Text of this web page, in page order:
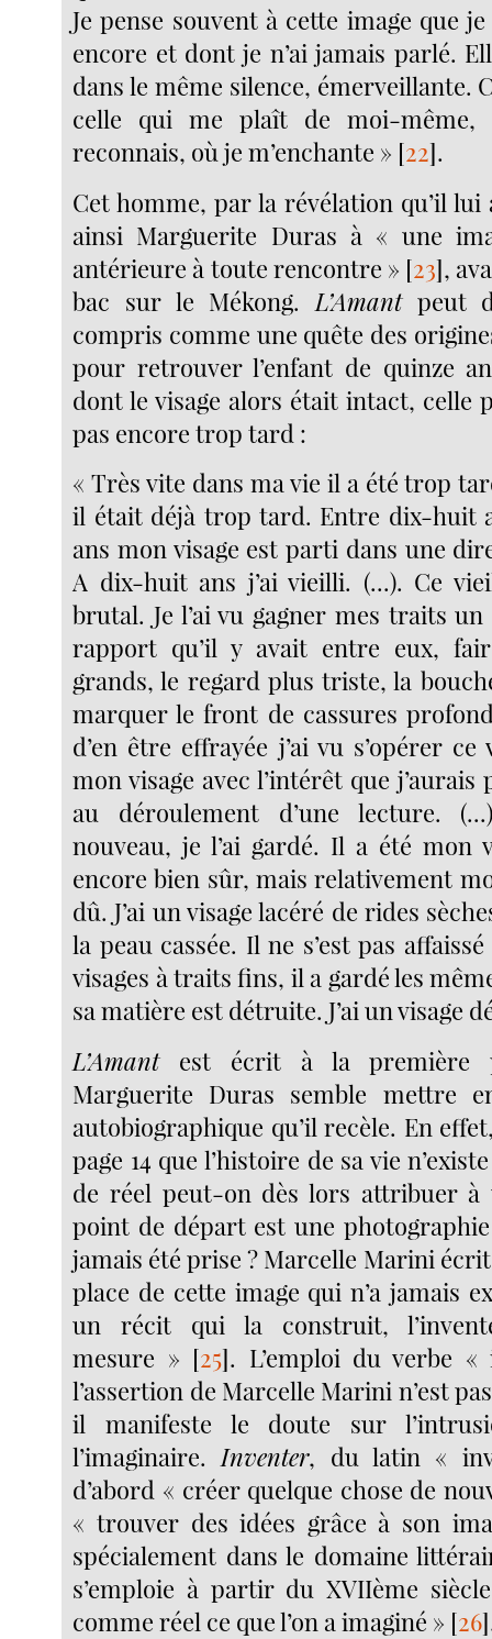
Je pense souvent à cette image que
encore et dont je n’ai jamais parlé.
dans le même silence, émerveillante.
celle qui me plaît de moi-
reconnais, où je m’enchante » [22].
Cet homme, par la révélation qu’il
ainsi Marguerite Duras à « une
antérieure à toute rencontre » [23],
bac sur le Mékong. L’Amantpeut
compris comme une quête des
pour retrouver l’enfant de quinze
dont le visage alors était intact, celle
pas encore trop tard :
« Très vite dans ma vie il a été trop
il était déjà trop tard. Entre dix-huit
ans mon visage est parti dans une
A dix-huit ans j’ai vieilli. (...). Ce
brutal. Je l’ai vu gagner mes traits
rapport qu’il y avait entre eux,
grands, le regard plus triste, la
marquer le front de cassures
d’en être effrayée j’ai vu s’opérer
mon visage avec l’intérêt que
au déroulement d’une lecture.
nouveau, je l’ai gardé. Il a été mon
encore bien sûr, mais relativement
dû. J’ai un visage lacéré de rides
la peau cassée. Il ne s’est pas
visages à traits fins, il a gardé les
sa matière est détruite. J’ai un visage
L’Amantest écrit à la première
Marguerite Duras semble mettre
autobiographique qu’il recèle. En
page 14 que l’histoire de sa vie
de réel peut-on dès lors attribuer
point de départ est une photographie
jamais été prise ? Marcelle Marini écrit
place de cette image qui n’a jamais
un récit qui la construit,
mesure » [25]. L’emploi du verbe
l’assertion de Marcelle Marini n’est
il manifeste le doute sur
l’imaginaire. Inventer, du latin «
d’abord « créer quelque chose de
« trouver des idées grâce à son
spécialement dans le domaine
s’emploie à partir du XVIIème
comme réel ce que l’on a imaginé » [26]